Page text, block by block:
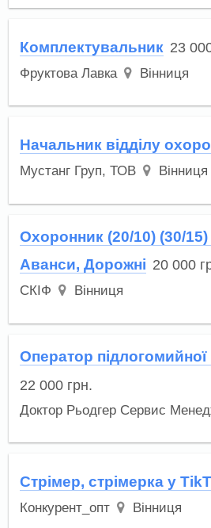
Комплектувальник 23
Фруктова Лавка Вінниця
Начальник відділу
Мустанг Груп, ТОВ Вінниця
Охоронник (20/10) (30/
Аванси, Дорожні 20 000
СКІФ Вінниця
Оператор
22 000 грн.
Доктор Рьодгер Сервис
Стрімер, стрімерка у
Конкурент_опт Вінниця